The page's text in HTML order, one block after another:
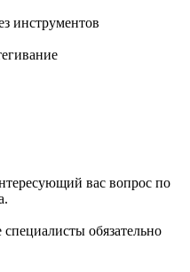
инструментов
вас вопрос по
обязательно